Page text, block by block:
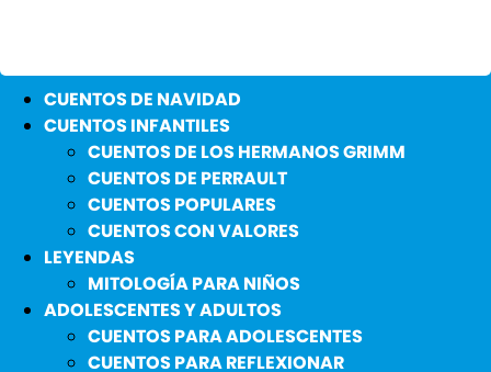
CUENTOS DE NAVIDAD
CUENTOS INFANTILES
CUENTOS DE LOS HERMANOS GRIMM
CUENTOS DE PERRAULT
CUENTOS POPULARES
CUENTOS CON VALORES
LEYENDAS
MITOLOGÍA PARA NIÑOS
ADOLESCENTES Y ADULTOS
CUENTOS PARA ADOLESCENTES
CUENTOS PARA REFLEXIONAR